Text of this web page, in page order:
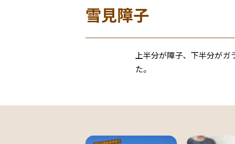
雪見障子
上半分が障子、下半分がガ
た。